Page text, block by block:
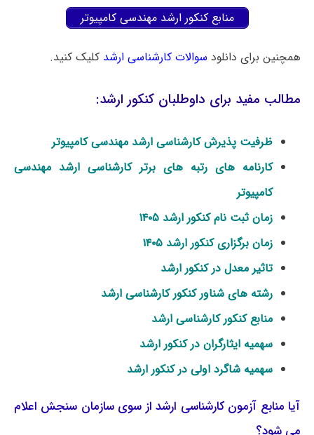
منابع کنکور ارشد مهندسی کامپیوتر
همچنین برای دانلود سوالات کارشناسی ارشد کلیک کنید.
مطالب مفید برای داوطلبان کنکور ارشد:
ظرفیت پذیرش کارشناسی ارشد مهندسی کامپیوتر
کارنامه های رتبه های برتر کارشناسی ارشد مهندسی
کامپیوتر
زمان ثبت نام کنکور ارشد ۱۴۰۵
زمان برگزاری کنکور ارشد ۱۴۰۵
تاثیر معدل در کنکور ارشد
رشته های شناور کنکور کارشناسی ارشد
منابع کنکور کارشناسی ارشد
سهمیه ایثارگران در کنکور ارشد
سهمیه شاگرد اولی در کنکور ارشد
آیا منابع آزمون کارشناسی ارشد از سوی سازمان سنجش اعلام